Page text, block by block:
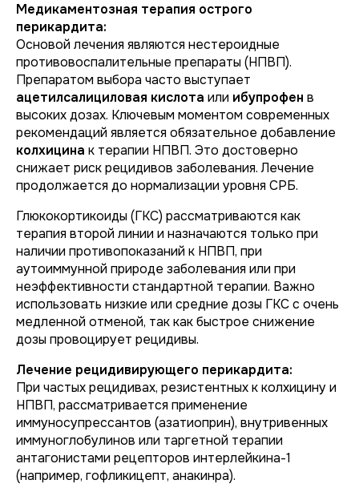
Медикаментозная терапия острого
перикардита:
Основой лечения являются нестероидные
противовоспалительные препараты (НПВП).
Препаратом выбора часто выступает
ацетилсалициловая кислота или ибупрофен в
высоких дозах. Ключевым моментом современных
рекомендаций является обязательное добавление
колхицина к терапии НПВП. Это достоверно
снижает риск рецидивов заболевания. Лечение
продолжается до нормализации уровня СРБ.
Глюкокортикоиды (ГКС) рассматриваются как
терапия второй линии и назначаются только при
наличии противопоказаний к НПВП, при
аутоиммунной природе заболевания или при
неэффективности стандартной терапии. Важно
использовать низкие или средние дозы ГКС с очень
медленной отменой, так как быстрое снижение
дозы провоцирует рецидивы.
Лечение рецидивирующего перикардита:
При частых рецидивах, резистентных к колхицину и
НПВП, рассматривается применение
иммуносупрессантов (азатиоприн), внутривенных
иммуноглобулинов или таргетной терапии
антагонистами рецепторов интерлейкина-1
(например, гофликицепт, анакинра).